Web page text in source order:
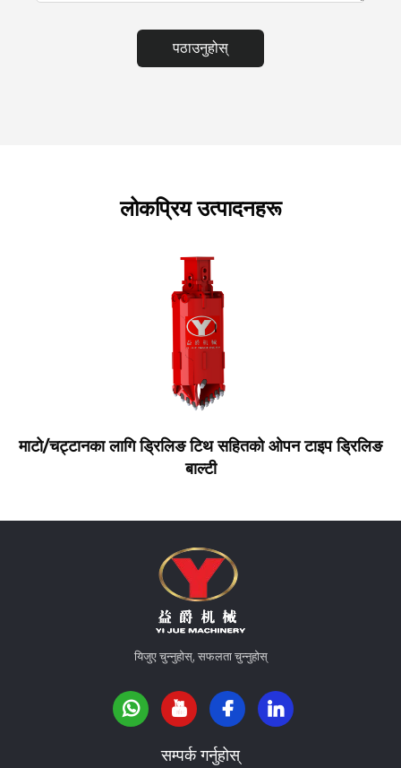
पठाउनुहोस्
लोकप्रिय उत्पादनहरू
माटो/चट्टानका लागि ड्रिलिङ टिथ सहितको ओपन टाइप ड्रिलिङ
बाल्टी
यिजुए चुन्नुहोस्, सफलता चुन्नुहोस्
सम्पर्क गर्नुहोस्